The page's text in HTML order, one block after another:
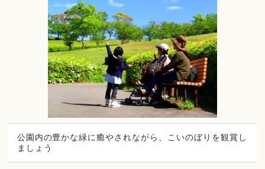
公園内の豊かな緑に癒やされながら、こいのぼりを観賞し
ましょう